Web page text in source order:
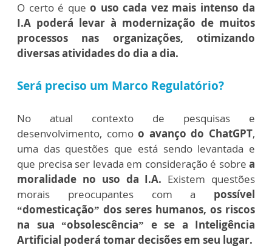
O certo é que o uso cada vez mais intenso da
I.A poderá levar à modernização de muitos
processos nas organizações, otimizando
diversas atividades do dia a dia.
Será preciso um Marco Regulatório?
No atual contexto de pesquisas e
desenvolvimento, comoo avanço do ChatGPT,
uma das questões que está sendo levantada e
que precisa ser levada em consideração é sobre a
moralidade no uso da I.A. Existem questões
morais preocupantes com a possível
“domesticação” dos seres humanos, os riscos
na sua “obsolescência” e se a Inteligência
Artificial poderá tomar decisões em seu lugar.